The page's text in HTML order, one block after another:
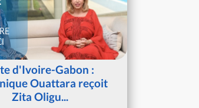
d'Ivoire-Gabon :
Ouattara reçoit
Zita Oligu...